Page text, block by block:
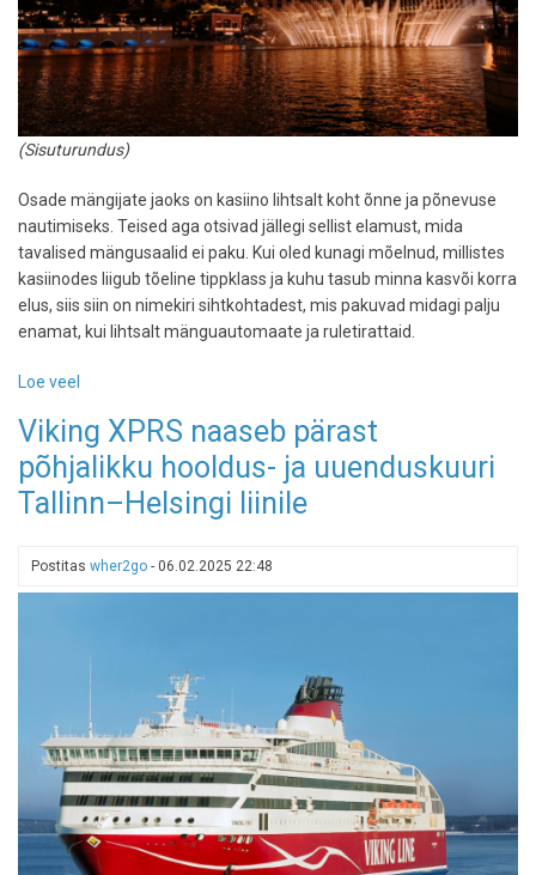
(Sisuturundus)
Osade mängijate jaoks on kasiino lihtsalt koht õnne ja põnevuse
nautimiseks. Teised aga otsivad jällegi sellist elamust, mida
tavalised mängusaalid ei paku. Kui oled kunagi mõelnud, millistes
kasiinodes liigub tõeline tippklass ja kuhu tasub minna kasvõi korra
elus, siis siin on nimekiri sihtkohtadest, mis pakuvad midagi palju
enamat, kui lihtsalt mänguautomaate ja ruletirattaid.
Loe veel
kõige
luksuslikumad
kasiinod
Viking XPRS naaseb pärast
põhjalikku hooldus- ja uuenduskuuri
Tallinn–Helsingi liinile
Postitas wher2go - 06.02.2025 22:48